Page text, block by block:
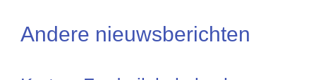
Andere nieuwsberichten